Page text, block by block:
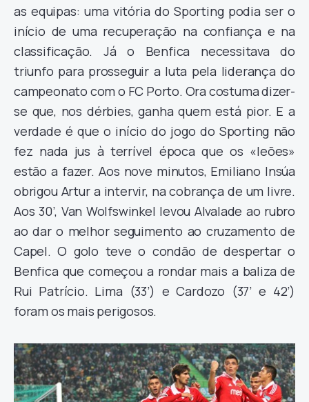
as equipas: uma vitória do Sporting podia ser o
início de uma recuperação na confiança e na
classificação. Já o Benfica necessitava do
triunfo para prosseguir a luta pela liderança do
campeonato com o FC Porto. Ora costuma dizer-
se que, nos dérbies, ganha quem está pior. E a
verdade é que o início do jogo do Sporting não
fez nada jus à terrível época que os «leões»
estão a fazer. Aos nove minutos, Emiliano Insúa
obrigou Artur a intervir, na cobrança de um livre.
Aos 30’, Van Wolfswinkel levou Alvalade ao rubro
ao dar o melhor seguimento ao cruzamento de
Capel. O golo teve o condão de despertar o
Benfica que começou a rondar mais a baliza de
Rui Patrício. Lima (33’) e Cardozo (37’ e 42’)
foram os mais perigosos.